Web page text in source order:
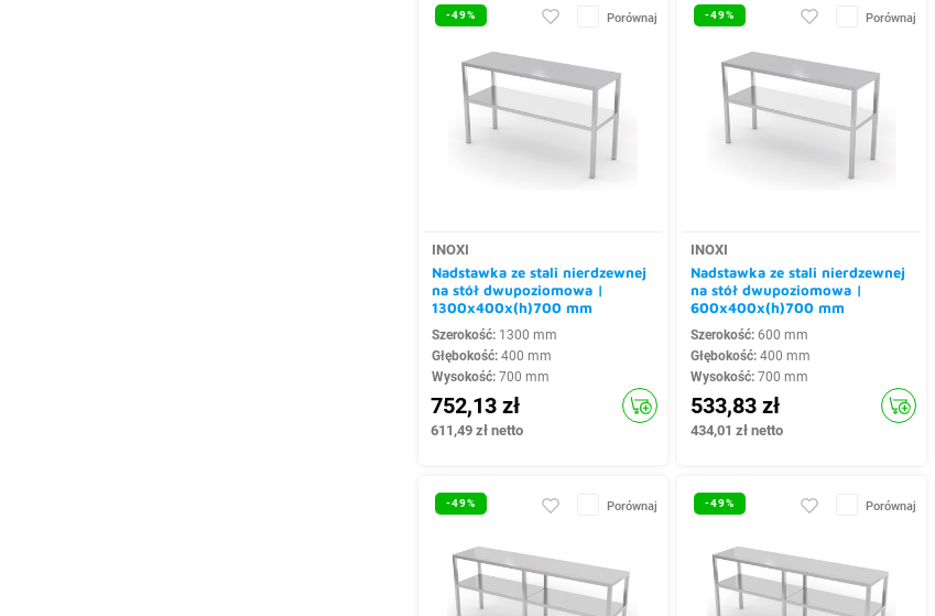
-49% Porównaj
INOXI
Nadstawka ze stali nierdzewnej
na stół dwupoziomowa |
1300x400x(h)700 mm
Szerokość: 1300 mm
Głębokość: 400 mm
Wysokość: 700 mm
752,13 zł
611,49 zł netto
-49% Porównaj
INOXI
Nadstawka ze stali nierdzewnej
na stół dwupoziomowa |
600x400x(h)700 mm
Szerokość: 600 mm
Głębokość: 400 mm
Wysokość: 700 mm
533,83 zł
434,01 zł netto
-49% Porównaj -49% Porównaj